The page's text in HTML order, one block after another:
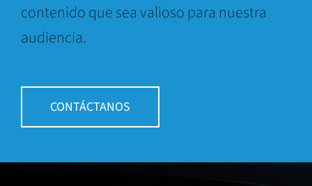
contenido que sea valioso para nuestra
audiencia.
CONTÁCTANOS